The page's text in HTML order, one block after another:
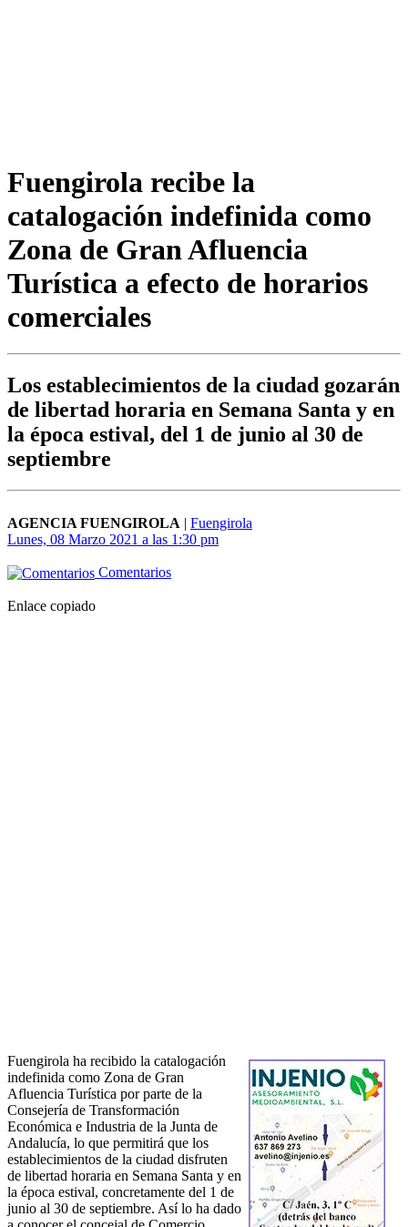
Fuengirola recibe la
catalogación indefinida como
Zona de Gran Afluencia
Turística a efecto de horarios
comerciales
Los establecimientos de la ciudad gozarán
de libertad horaria en Semana Santa y en
la época estival, del 1 de junio al 30 de
septiembre
AGENCIA FUENGIROLA | Fuengirola
Lunes, 08 Marzo 2021 a las 1:30 pm
Comentarios
Enlace copiado
Fuengirola ha recibido la catalogación
indefinida como Zona de Gran
Afluencia Turística por parte de la
Consejería de Transformación
Económica e Industria de la Junta de
Andalucía, lo que permitirá que los
establecimientos de la ciudad disfruten
de libertad horaria en Semana Santa y en
la época estival, concretamente del 1 de
junio al 30 de septiembre. Así lo ha dado